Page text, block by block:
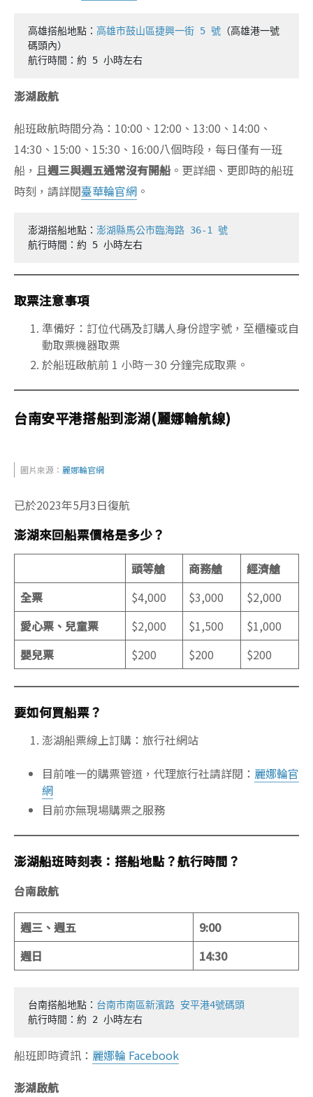
高雄搭船地點： 高雄市鼓山區捷興一街 5 號 （高雄港一號
碼頭內）
航行時間：約 5 小時左右
澎湖啟航
船班啟航時間分為：10:00、12:00、13:00、14:00、
14:30、15:00、15:30、16:00八個時段，每日僅有一班
船，且週三與週五通常沒有開船 。更詳細、更即時的船班
時刻，請詳閱臺華輪官網 。
澎湖搭船地點： 澎湖縣馬公市臨海路 36-1 號
航行時間：約 5 小時左右
取票注意事項
準備好：訂位代碼及訂購人身份證字號，至櫃檯或自
動取票機器取票
於船班啟航前 1 小時－30 分鐘完成取票。
台南安平港搭船到澎湖(麗娜輪航線)
圖片來源： 麗娜輪官網
已於2023年5月3日復航
澎湖來回船票價格是多少？
頭等艙 商務艙
經濟艙
全票
$4,000 $3,000
$2,000
愛心票、兒童票
$2,000 $1,500
$1,000
嬰兒票
$200 $200 $200
要如何買船票？
澎湖船票線上訂購：旅行社網站
目前唯一的購票管道，代理旅行社請詳閱： 麗娜輪官
網
目前亦無現場購票之服務
澎湖船班時刻表：搭船地點？航行時間？
台南啟航
週三、週五
9:00
週日
14:30
台南搭船地點： 台南市南區新濱路 安平港4號碼頭
航行時間：約 2 小時左右
船班即時資訊： 麗娜輪 Facebook
澎湖啟航